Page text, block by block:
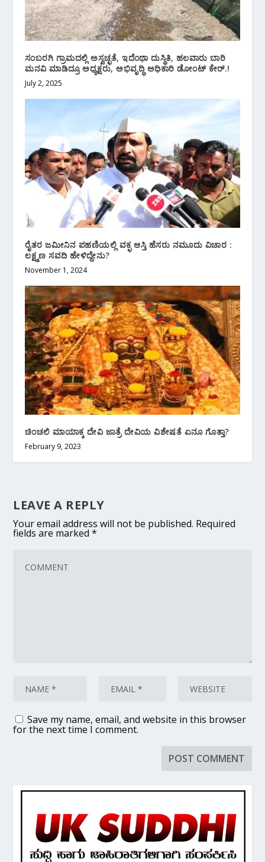
ಸಂಬರಗಿ ಗ್ರಾಮದಲ್ಲಿ ಅಸ್ವಚ್ಛತೆ, ಇದೆಂಥಾ ದುಸ್ಥಿತಿ, ಹಲವಾರು ಬಾರಿ
ಮನವಿ ಮಾಡಿದ್ರೂ ಅಧ್ಯಕ್ಷರು, ಅಭಿವೃದ್ಧಿ ಅಧಿಕಾರಿ ಡೋಂಟ್ ಕೇರ್.!
July 2, 2025
ರೈತರ ಜಮೀನಿನ ಪಹಣಿಯಲ್ಲಿ ವಕ್ಫ ಆಸ್ತಿ ಹೆಸರು ನಮೂದು ವಿಚಾರ :
ಲಕ್ಷ್ಮಣ ಸವದಿ ಹೇಳಿದ್ದೇನು?
November 1, 2024
ಚಿಂಚಲಿ ಮಾಯಾಕ್ಕ ದೇವಿ ಜಾತ್ರೆ ದೇವಿಯ ವಿಶೇಷತೆ ಏನೂ ಗೊತ್ತಾ?
February 9, 2023
LEAVE A REPLY
Your email address will not be published. Required
fields are marked*
Save my name, email, and website in this browser
for the next time I comment.